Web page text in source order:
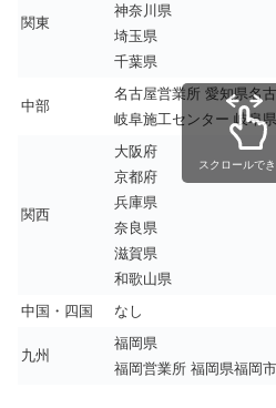
関東
神奈川県
埼玉県
千葉県
中部
名古屋営業所 愛知県名
岐阜施工センター 岐阜
関西
大阪府
京都府
兵庫県
奈良県
滋賀県
和歌山県
中国・四国
なし
九州
福岡県
福岡営業所 福岡県福岡
スクロールで